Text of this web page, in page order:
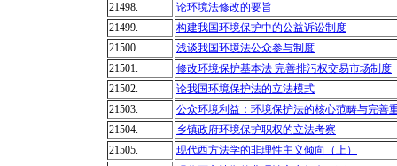
21498.
论环境法修改的要旨
21499.
构建我国环境保护中的公益诉讼制度
21500.
浅谈我国环境法公众参与制度
21501.
修改环境保护基本法 完善排污权交易市场制度
21502.
论我国环境保护法的立法模式
21503.
公众环境利益：环境保护法的核心范畴与完善
21504.
乡镇政府环境保护职权的立法考察
21505.
现代西方法学的非理性主义倾向（上）